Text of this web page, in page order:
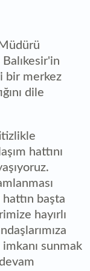
bir merkez
dile
hattını
başta
hayırlı
sunmak